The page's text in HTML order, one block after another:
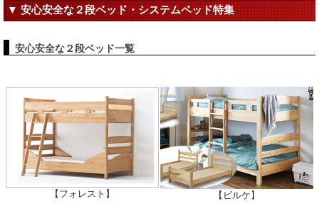
▼ 安心安全な２段ベッド・システムベッド特集
安心安全な２段ベッド一覧
【フォレスト】 【ビルケ】